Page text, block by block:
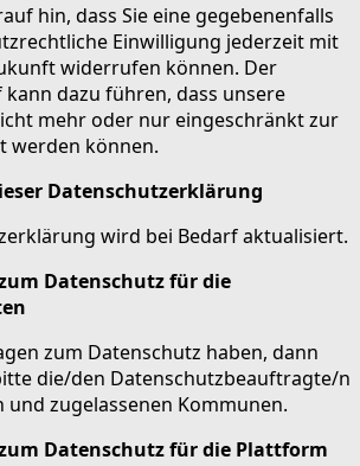
hin, dass Sie eine gegebenenfalls
Einwilligung jederzeit mit
widerrufen können. Der
dazu führen, dass unsere
mehr oder nur eingeschränkt zur
werden können.
Datenschutzerklärung
wird bei Bedarf aktualisiert.
Datenschutz für die
zum Datenschutz haben, dann
die/den Datenschutzbeauftragte/n
zugelassenen Kommunen.
Datenschutz für die Plattform